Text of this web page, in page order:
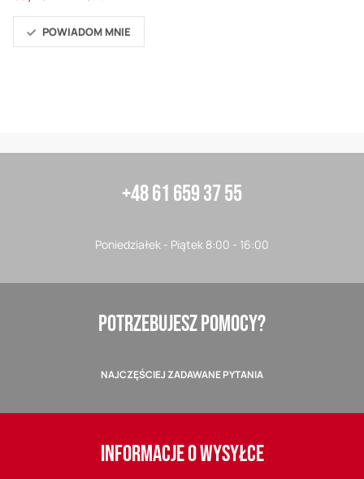
promocyjna
Price
POWIADOM MNIE
+48 61 659 37 55
Poniedziałek - Piątek 8:00 - 16:00
POTRZEBUJESZ POMOCY?
NAJCZĘŚCIEJ ZADAWANE PYTANIA
INFORMACJE O WYSYŁCE